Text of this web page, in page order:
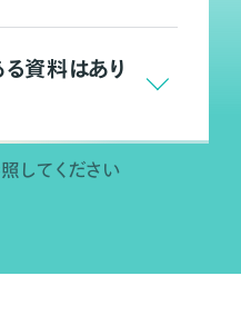
資料はあり
してください